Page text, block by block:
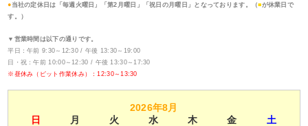
● 当社の定休日は「毎週火曜日」「第2月曜日」「祝日の月曜日」となっております。（■が休業日で
す。）
▼営業時間は以下の通りです。
平日：午前 9:30～12:30 / 午後 13:30～19:00
日・祝：午前 10:00～12:30 / 午後 13:30～17:30
※昼休み（ピット作業休み）：12:30～13:30
2026年8月
日
月 火 水 木 金
土